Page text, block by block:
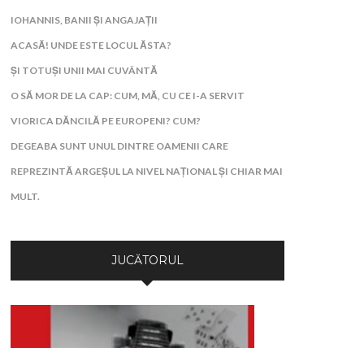
IOHANNIS, BANII ȘI ANGAJAȚII
ACASĂ! UNDE ESTE LOCUL ĂSTA?
ȘI TOTUȘI UNII MAI CUVÂNTĂ
O SĂ MOR DE LA CAP: CUM, MĂ, CU CE I-A SERVIT
VIORICA DĂNCILĂ PE EUROPENI? CUM?
DEGEABA SUNT UNUL DINTRE OAMENII CARE
REPREZINTĂ ARGEȘUL LA NIVEL NAȚIONAL ȘI CHIAR MAI
MULT.
JUCĂTORUL